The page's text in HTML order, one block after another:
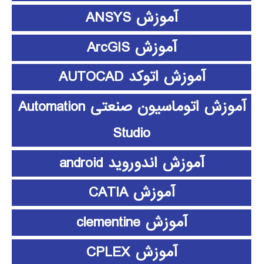
آموزش ANSYS
آموزش ArcGIS
آموزش اتوکد AUTOCAD
آموزش اتوماسیون صنعتی Automation
Studio
آموزش اندوروید android
آموزش CATIA
آموزش clementine
آموزش CPLEX